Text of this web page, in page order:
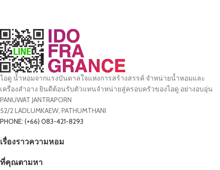
ไอดู น้ำหอมจากแรงบันดาลใจแห่งการสร้างสรรค์ จำหน่ายน้ำหอมและ
เครื่องสำอาง ยินดีต้อนรับตัวแทนจำหน่ายสู่ครอบครัวของไอดู อย่างอบอุ่น
PANUWAT JANTRAPORN
52/2 LADLUMKAEW, PATHUMTHANI
PHONE: (+66) 083-421-8293
เรื่องราวความหอม
ที่คุณตามหา